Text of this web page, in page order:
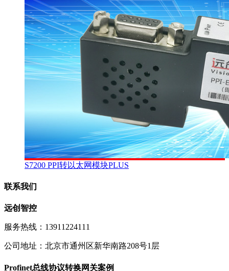
S7200 PPI转以太网模块PLUS
联系我们
远创智控
服务热线：13911224111
公司地址：北京市通州区新华南路208号1层
Profinet总线协议转换网关案例